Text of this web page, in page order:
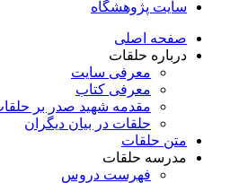
سایت پژوهشگاه
صفحه اصلی
درباره حلقات
معرفی سایت
معرفی کتاب
مقدمه شهید صدر بر
حلقات در بیان دیگران
متن حلقات
مدرسه حلقات
فهرست دروس